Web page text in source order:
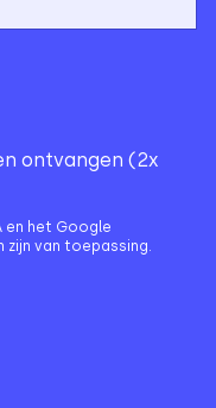
ontvangen (2x
en het Google
zijn van toepassing.